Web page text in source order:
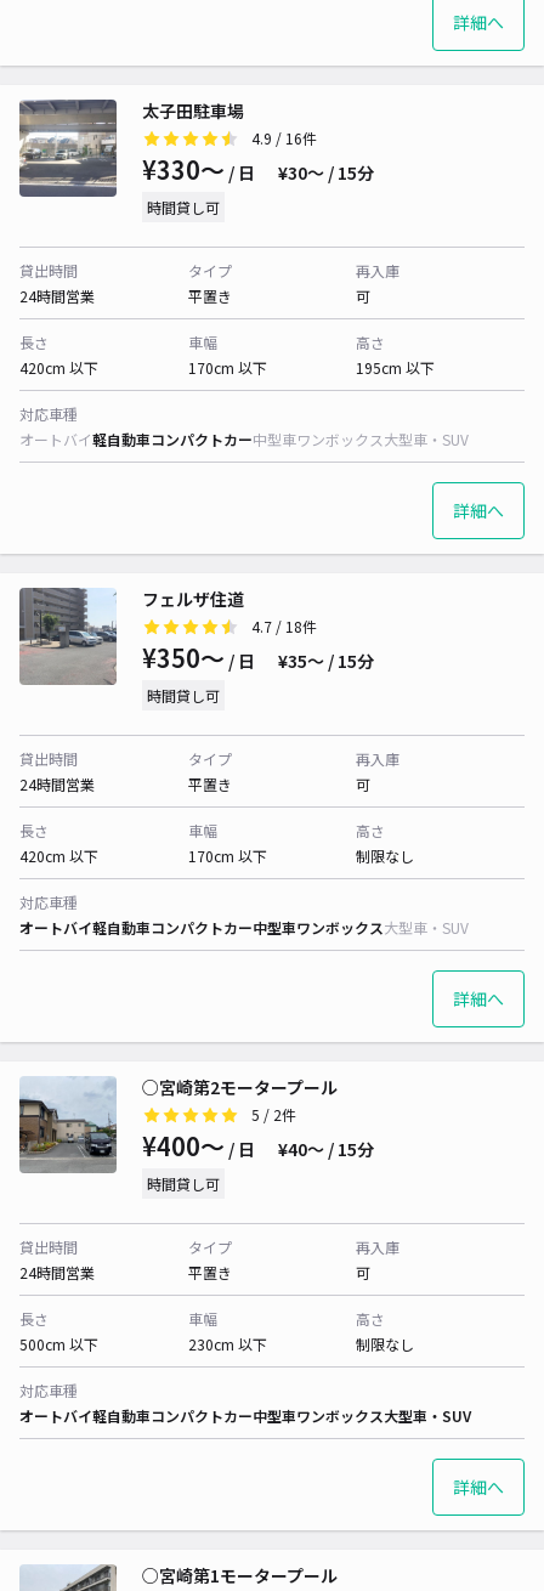
詳細へ
太子田駐車場
4.9 / 16件
¥330〜 / 日 ¥30〜 / 15分
時間貸し可
貸出時間
24時間営業
タイプ
平置き
再入庫
可
長さ
420cm 以下
車幅
170cm 以下
高さ
195cm 以下
対応車種
オートバイ軽自動車コンパクトカー中型車ワンボックス大型車・SUV
詳細へ
フェルザ住道
4.7 / 18件
¥350〜 / 日 ¥35〜 / 15分
時間貸し可
貸出時間
24時間営業
タイプ
平置き
再入庫
可
長さ
420cm 以下
車幅
170cm 以下
高さ
制限なし
対応車種
オートバイ軽自動車コンパクトカー中型車ワンボックス大型車・SUV
詳細へ
○宮崎第2モータープール
5 / 2件
¥400〜 / 日 ¥40〜 / 15分
時間貸し可
貸出時間
24時間営業
タイプ
平置き
再入庫
可
長さ
500cm 以下
車幅
230cm 以下
高さ
制限なし
対応車種
オートバイ軽自動車コンパクトカー中型車ワンボックス大型車・SUV
詳細へ
○宮崎第1モータープール